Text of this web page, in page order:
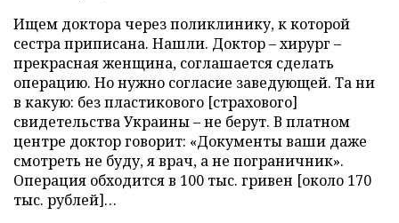
Ищем доктора через поликлинику, к которой
сестра приписана. Нашли. Доктор – хирург –
прекрасная женщина, соглашается сделать
операцию. Но нужно согласие заведующей. Та ни
в какую: без пластикового [страхового]
свидетельства Украины – не берут. В платном
центре доктор говорит: «Документы ваши даже
смотреть не буду, я врач, а не пограничник».
Операция обходится в 100 тыс. гривен [около 170
тыс. рублей]…